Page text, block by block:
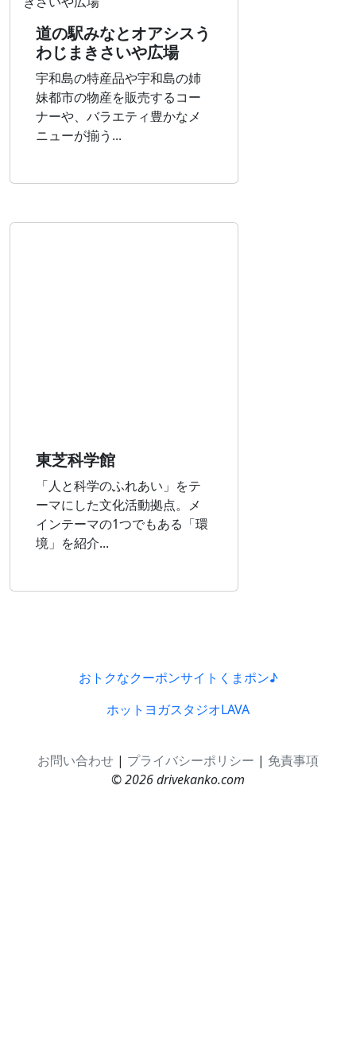
道の駅みなとオアシスう
わじまきさいや広場
宇和島の特産品や宇和島の姉
妹都市の物産を販売するコー
ナーや、バラエティ豊かなメ
ニューが揃う...
東芝科学館
「人と科学のふれあい」をテ
ーマにした文化活動拠点。メ
インテーマの1つでもある「環
境」を紹介...
おトクなクーポンサイトくまポン♪
ホットヨガスタジオLAVA
お問い合わせ | プライバシーポリシー | 免責事項
© 2026 drivekanko.com